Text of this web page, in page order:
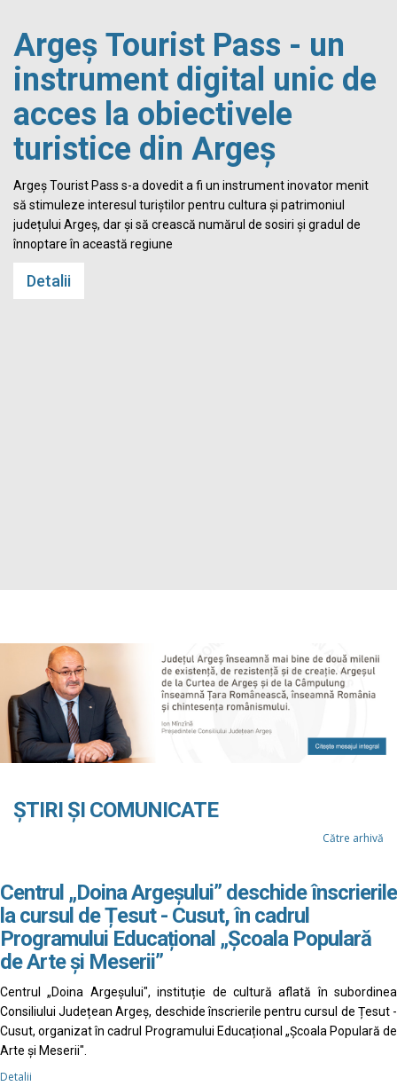
Argeș Tourist Pass - un
instrument digital unic de
acces la obiectivele
turistice din Argeș
Argeș Tourist Pass s-a dovedit a fi un instrument inovator menit
să stimuleze interesul turiștilor pentru cultura și patrimoniul
județului Argeș, dar și să crească numărul de sosiri și gradul de
înnoptare în această regiune
Detalii
ȘTIRI ȘI COMUNICATE
Către arhivă
Centrul „Doina Argeșului” deschide înscrierile
la cursul de Țesut - Cusut, în cadrul
Programului Educațional „Școala Populară
de Arte și Meserii”
Centrul „Doina Argeșului", instituție de cultură aflată în subordinea
Consiliului Județean Argeș, deschide înscrierile pentru cursul de Țesut -
Cusut, organizat în cadrul Programului Educațional „Școala Populară de
Arte și Meserii".
Detalii